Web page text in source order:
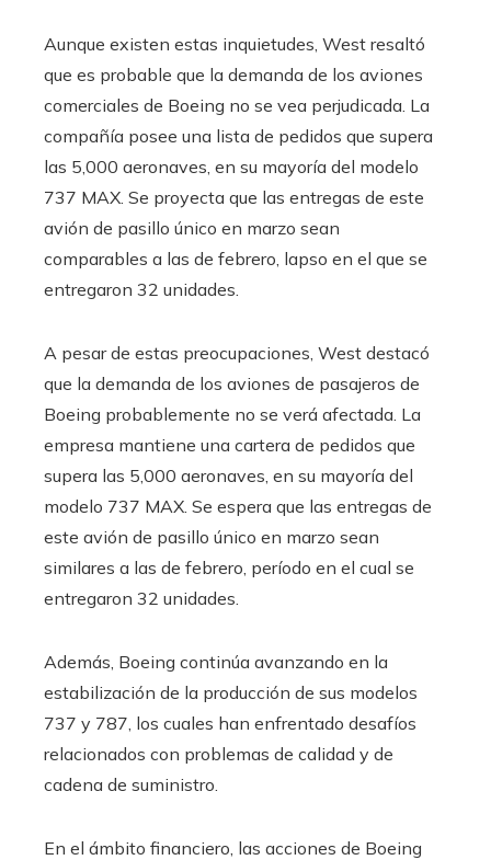
Aunque existen estas inquietudes, West resaltó
que es probable que la demanda de los aviones
comerciales de Boeing no se vea perjudicada. La
compañía posee una lista de pedidos que supera
las 5,000 aeronaves, en su mayoría del modelo
737 MAX. Se proyecta que las entregas de este
avión de pasillo único en marzo sean
comparables a las de febrero, lapso en el que se
entregaron 32 unidades.
A pesar de estas preocupaciones, West destacó
que la demanda de los aviones de pasajeros de
Boeing probablemente no se verá afectada. La
empresa mantiene una cartera de pedidos que
supera las 5,000 aeronaves, en su mayoría del
modelo 737 MAX. Se espera que las entregas de
este avión de pasillo único en marzo sean
similares a las de febrero, período en el cual se
entregaron 32 unidades.
Además, Boeing continúa avanzando en la
estabilización de la producción de sus modelos
737 y 787, los cuales han enfrentado desafíos
relacionados con problemas de calidad y de
cadena de suministro. ​
En el ámbito financiero, las acciones de Boeing